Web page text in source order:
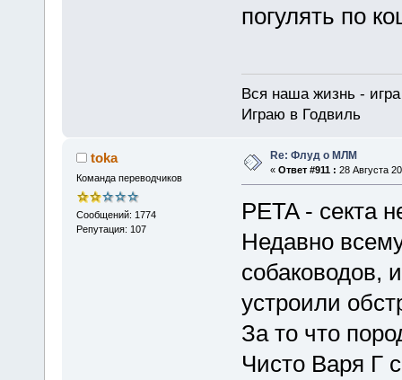
погулять по
Вся наша жизнь -
Играю в Годвиль
toka
Команда переводчиков
Сообщений: 1774
Репутация: 107
Re: Флуд о МЛМ
« Ответ #911 : 28 Августа
PETA - секта
Недавно
собаководов,
устроили
За то что
Чисто Варя Г